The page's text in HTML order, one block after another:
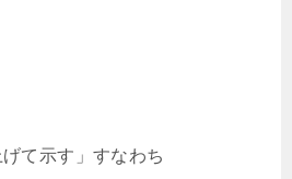
て示す」すなわち